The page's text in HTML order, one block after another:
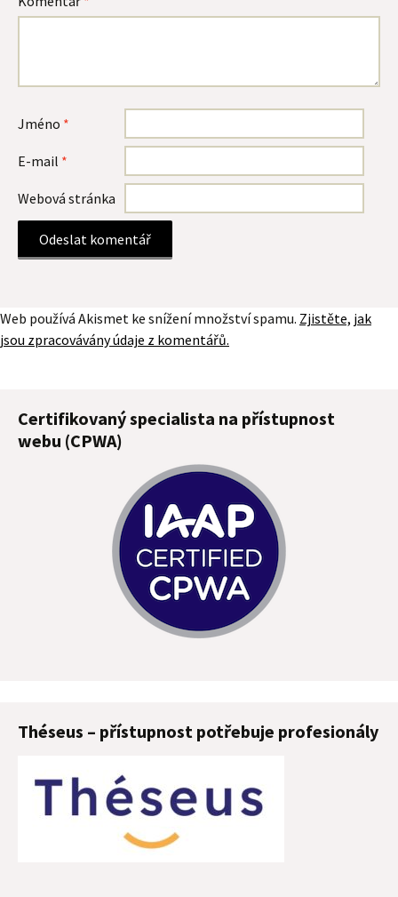
Jméno *
E-mail *
Webová stránka
Web používá Akismet ke snížení množství spamu. Zjistěte, jak
jsou zpracovávány údaje z komentářů.
Certifikovaný specialista na přístupnost
webu (CPWA)
Théseus – přístupnost potřebuje profesionály